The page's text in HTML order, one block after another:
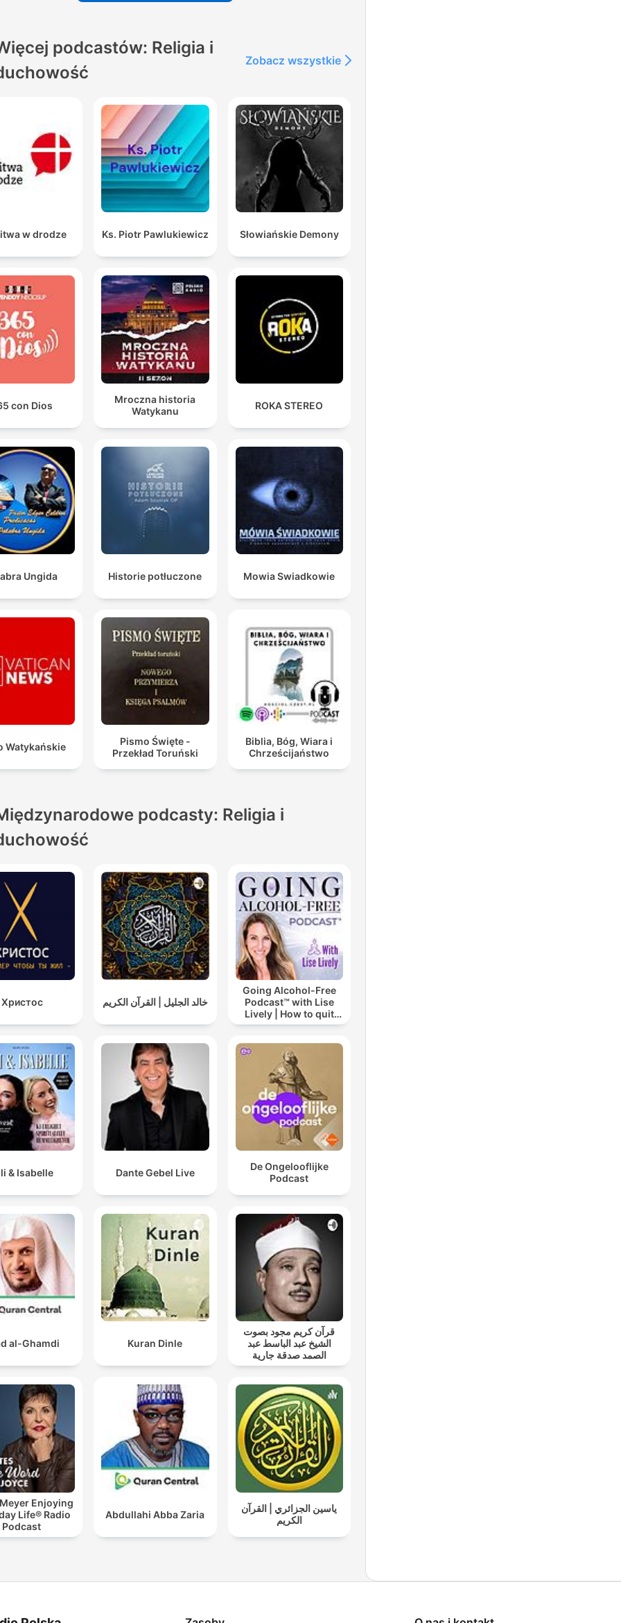
podcastów: Religia i
Zobacz wszystkie
w drodze Ks. Piotr Pawlukiewicz Słowiańskie Demony
con Dios
Mroczna historia
Watykanu
ROKA STEREO
Ungida Historie potłuczone Mowia Swiadkowie
Watykańskie
Pismo Święte -
Przekład Toruński
Biblia, Bóg, Wiara i
Chrześcijaństwo
podcasty: Religia i
Христос خالد الجليل | القرآن الكريم
Going Alcohol-Free
Podcast™ with Lise
Lively | How to quit
drinking alcohol
& Isabelle Dante Gebel Live
De Ongelooflijke
Podcast
al-Ghamdi Kuran Dinle
قرآن كريم مجود بصوت
الشيخ عبد الباسط عبد
الصمد صدقة جارية
Enjoying
Life® Radio
Podcast
Abdullahi Abba Zaria
ياسين الجزائري | القرآن
الكريم